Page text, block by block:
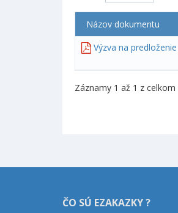
Názov dokumentu
Výzva na
Záznamy 1 až 1 z celkom
ČO SÚ EZAKAZKY ?